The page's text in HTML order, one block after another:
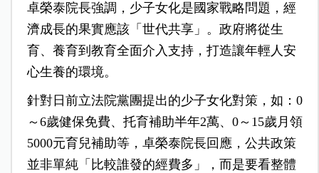
卓榮泰院長強調，少子女化是國家戰略問題，經
濟成長的果實應該「世代共享」。政府將從生
育、養育到教育全面介入支持，打造讓年輕人安
心生養的環境。
針對日前立法院黨團提出的少子女化對策，如：0
～6歲健保免費、托育補助半年2萬、0～15歲月領
5000元育兒補助等，卓榮泰院長回應，公共政策
並非單純「比較誰發的經費多」，而是要看整體